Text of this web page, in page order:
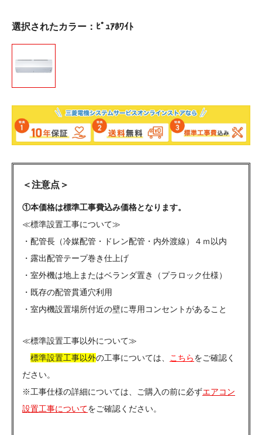
選択されたカラー：ﾋﾟｭｱﾎﾜｲﾄ
＜注意点＞
①本価格は標準工事費込み価格となります。
≪標準設置工事について≫
・配管長（冷媒配管・ドレン配管・内外渡線）４ｍ以内
・露出配管テープ巻き仕上げ
・室外機は地上またはベランダ置き（プラロック仕様）
・既存の配管貫通穴利用
・室内機設置場所付近の壁に専用コンセントがあること
≪標準設置工事以外について≫
標準設置工事以外の工事については、 こちらをご確認く
ださい。
※工事仕様の詳細については、ご購入の前に必ずエアコン
設置工事についてをご確認ください。